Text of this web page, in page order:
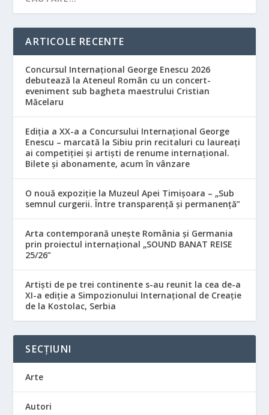
ARTICOLE RECENTE
Concursul Internațional George Enescu 2026
debutează la Ateneul Român cu un concert-
eveniment sub bagheta maestrului Cristian
Măcelaru
Ediția a XX-a a Concursului Internațional George
Enescu – marcată la Sibiu prin recitaluri cu laureați
ai competiției și artiști de renume internațional.
Bilete și abonamente, acum în vânzare
O nouă expoziție la Muzeul Apei Timișoara – „Sub
semnul curgerii. Între transparență și permanență”
Arta contemporană unește România și Germania
prin proiectul internațional „SOUND BANAT REISE
25/26”
Artiști de pe trei continente s-au reunit la cea de-a
XI-a ediție a Simpozionului Internațional de Creație
de la Kostolac, Serbia
SECȚIUNI
Arte
Autori